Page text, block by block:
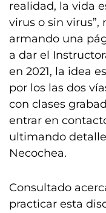
realidad, la vida
virus o sin virus”,
armando una
a dar el
en 2021, la idea
por los las dos
con clases
entrar en
ultimando
Necochea.
Consultado
practicar esta